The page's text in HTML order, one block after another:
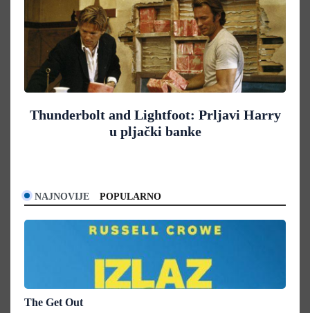
Thunderbolt and Lightfoot: Prljavi Harry
u pljački banke
NAJNOVIJE POPULARNO
The Get Out